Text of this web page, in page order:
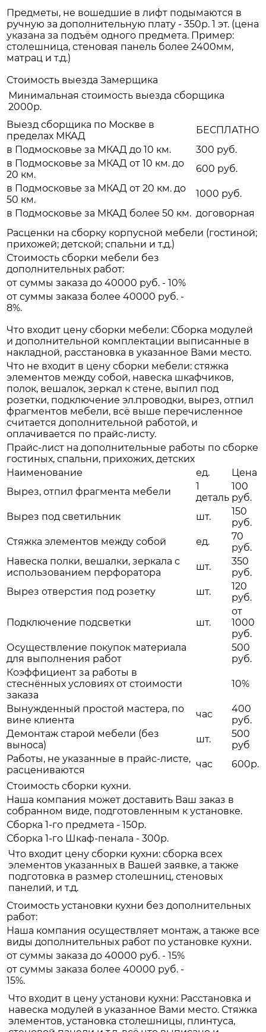
Предметы, не вошедшие в лифт подымаются в
ручную за дополнительную плату - 350р. 1 эт. (цена
указана за подъём одного предмета. Пример:
столешница, стеновая панель более 2400мм,
матрац и т.д.)
Стоимость выезда Замерщика
Минимальная стоимость выезда сборщика
2000р.
Выезд сборщика по Москве в
пределах МКАД
БЕСПЛАТНО
в Подмосковье за МКАД до 10 км.
300 руб.
в Подмосковье за МКАД от 10 км. до
20 км.
600 руб.
в Подмосковье за МКАД от 20 км. до
50 км.
1000 руб.
в Подмосковье за МКАД более 50 км. договорная
Расценки на сборку корпусной мебели (гостиной;
прихожей; детской; спальни и т.д.)
Стоимость сборки мебели без
дополнительных работ:
от суммы заказа до 40000 руб. - 10%
от суммы заказа более 40000 руб. -
8%.
Что входит цену сборки мебели: Сборка модулей
и дополнительной комплектации выписанные в
накладной, расстановка в указанное Вами место.
Что не входит в цену сборки мебели: стяжка
элементов между собой, навеска шкафчиков,
полок, вешалок, зеркал к стене, выпил под
розетки, подключение эл.проводки, вырез, отпил
фрагментов мебели, всё выше перечисленное
считается дополнительной работой, и
оплачивается по прайс-листу.
Прайс-лист на дополнительные работы по сборке
гостиных, спальни, прихожих, детских
Наименование
ед.
Цена
Вырез, отпил фрагмента мебели
1
деталь
100
руб.
Вырез под светильник
шт.
150
руб.
Стяжка элементов между собой
ед.
70
руб.
Навеска полки, вешалки, зеркала с
использованием перфоратора
шт.
350
руб.
Вырез отверстия под розетку
шт.
120
руб.
Подключение подсветки шт.
от
1000
руб.
Осуществление покупок материала
для выполнения работ
500
руб.
Коэффициент за работы в
стеснённых условиях от стоимости
заказа
10%
Вынужденный простой мастера, по
вине клиента
час
400
руб.
Демонтаж старой мебели (без
выноса)
шт.
500
руб
Работы, не указанные в прайс-листе,
расцениваются
час
600р.
Стоимость сборки кухни.
Наша компания может доставить Ваш заказ в
собранном виде, подготовленным к установке.
Сборка 1-го предмета - 150р.
Сборка 1-го Шкаф-пенала - 300р.
Что входит цену сборки кухни: сборка всех
элементов указанных в Вашей заявке, а также
подготовка в размер столешниц, стеновых
панелий, и т.д.
Стоимость установки кухни без дополнительных
работ:
Наша компания осуществляет монтаж, а также все
виды дополнительных работ по установке кухни.
от суммы заказа до 40000 руб. - 15%
от суммы заказа более 40000 руб. -
15%.
Что входит в цену установи кухни: Расстановка и
навеска модулей в указанное Вами место. Стяжка
элементов, установка столешницы, плинтуса,